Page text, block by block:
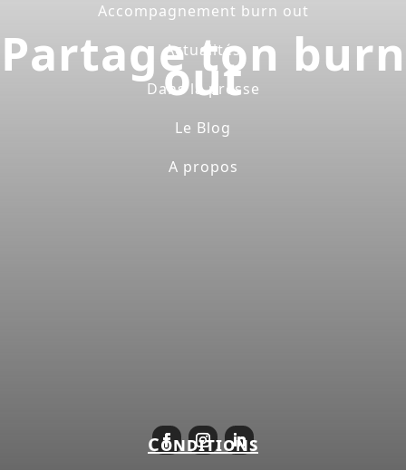
Accompagnement burn out
Actualités
Dans la presse
Le Blog
A propos
Partage ton burn
out
Conditions